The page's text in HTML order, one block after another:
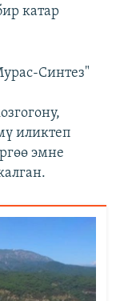
катар
Синтез"
иликтеп
эмне